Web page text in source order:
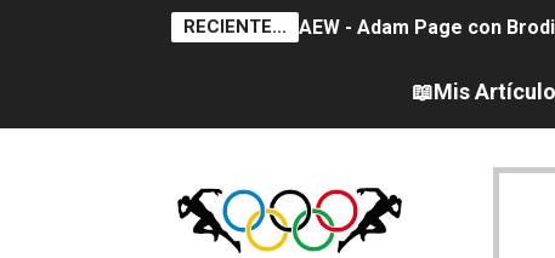
RECIENTE... AEW - Adam Page con
Tour de Francia femenino
Women's Pro Baseball
Campeonato de Europa en
Campeonato de Europa de
📖Mis